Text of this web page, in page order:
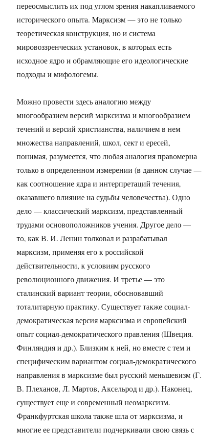
переосмыслить их под углом зрения накапливаемого
исторического опыта. Марксизм — это не только
теоретическая конструкция, но и система
мировоззренческих установок, в которых есть
исходное ядро и обрамляющие его идеологические
подходы и мифологемы.
Можно провести здесь аналогию между
многообразием версий марксизма и многообразием
течений и версий христианства, наличием в нем
множества направлений, школ, сект и ересей,
понимая, разумеется, что любая аналогия правомерна
только в определенном измерении (в данном случае —
как соотношение ядра и интерпретаций течения,
оказавшего влияние на судьбы человечества). Одно
дело — классический марксизм, представленный
трудами основоположников учения. Другое дело —
то, как В. И. Ленин толковал и разрабатывал
марксизм, применяя его к российской
действительности, к условиям русского
революционного движения. И третье — это
сталинский вариант теории, обосновавший
тоталитарную практику. Существует также социал-
демократическая версия марксизма и европейский
опыт социал-демократического правления (Швеция.
Финляндия и др.). Близким к ней, но вместе с тем и
специфическим вариантом социал-демократического
направления в марксизме был русский меньшевизм (Г.
В. Плеханов, Л. Мартов, Аксельрод и др.). Наконец,
существует еще и современный неомарксизм.
Франкфуртская школа также шла от марксизма, и
многие ее представители подчеркивали свою связь с